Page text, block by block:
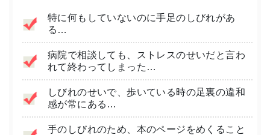
特に何もしていないのに手足のしびれがあ
る…
病院で相談しても、ストレスのせいだと言わ
れて終わってしまった…
しびれのせいで、歩いている時の足裏の違和
感が常にある…
手のしびれのため、本のページをめくること